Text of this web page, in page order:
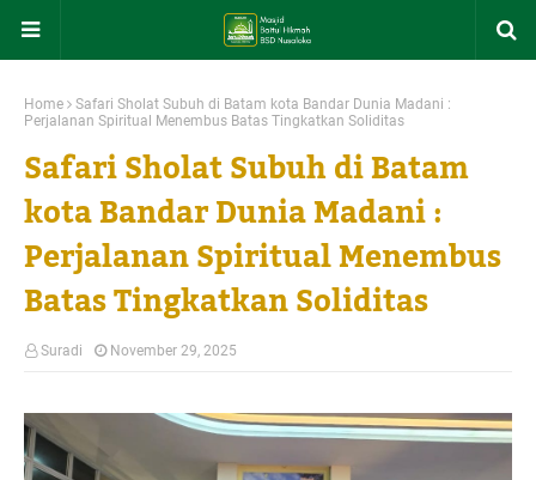
Home
Safari Sholat Subuh di Batam kota Bandar Dunia Madani :
Perjalanan Spiritual Menembus Batas Tingkatkan Soliditas
Safari Sholat Subuh di Batam
kota Bandar Dunia Madani :
Perjalanan Spiritual Menembus
Batas Tingkatkan Soliditas
Suradi November 29, 2025